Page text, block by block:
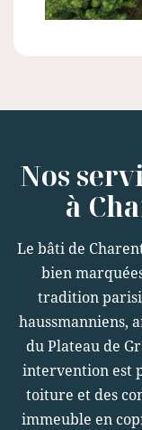
Nos
à
Le bâti de
bien
tradition
haussmanniens,
du Plateau de
intervention est
toiture et des
immeuble en